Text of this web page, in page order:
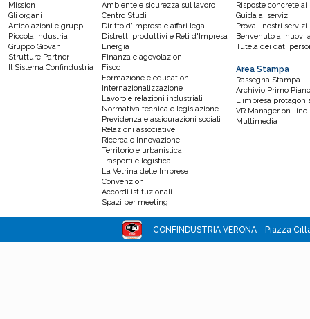
Mission
Gli organi
Articolazioni e gruppi
Piccola Industria
Gruppo Giovani
Strutture Partner
Il Sistema Confindustria
Ambiente e sicurezza sul lavoro
Centro Studi
Diritto d'impresa e affari legali
Distretti produttivi e Reti d'Impresa
Energia
Finanza e agevolazioni
Fisco
Formazione e education
Internazionalizzazione
Lavoro e relazioni industriali
Normativa tecnica e legislazione
Previdenza e assicurazioni sociali
Relazioni associative
Ricerca e Innovazione
Territorio e urbanistica
Trasporti e logistica
La Vetrina delle Imprese
Convenzioni
Accordi istituzionali
Spazi per meeting
Risposte concrete
Guida ai servizi
Prova i nostri servizi
Benvenuto ai nuovi
Tutela dei dati
Area Stampa
Rassegna Stampa
Archivio Primo Piano
L'impresa
VR Manager on-line
Multimedia
CONFINDUSTRIA VERONA - Piazza